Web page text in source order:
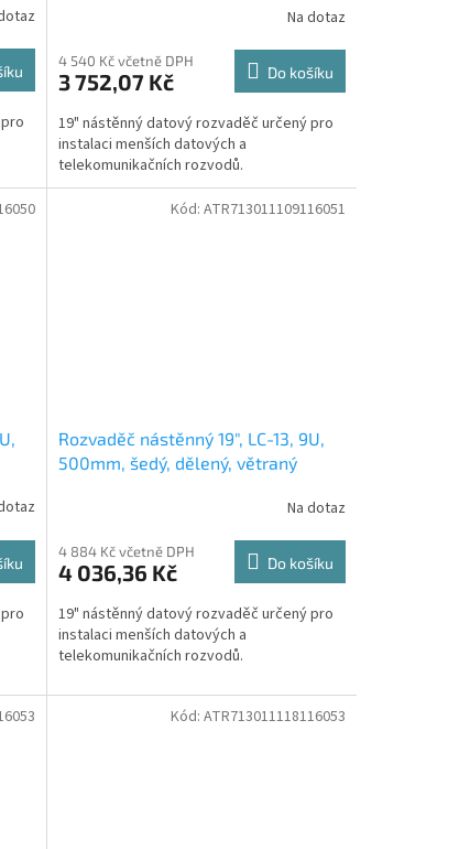
Na dotaz
4 540 Kč včetně DPH
3 752,07 Kč Do košíku
19" nástěnný datový rozvaděč určený pro
instalaci menších datových a
telekomunikačních rozvodů.
Rozvaděč nástěnný 19", LC-13, 9U,
500mm, šedý, dělený, větraný
Na dotaz
4 884 Kč včetně DPH
4 036,36 Kč Do košíku
19" nástěnný datový rozvaděč určený pro
instalaci menších datových a
telekomunikačních rozvodů.
Kód: ATR713011109116051
Kód: ATR713011118116053